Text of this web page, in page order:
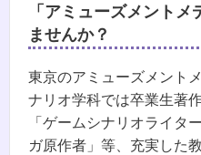
「アミューズメント
ませんか？
東京のアミューズメント
ナリオ学科では卒業生著
「ゲームシナリオライタ
ガ原作者」等、充実した